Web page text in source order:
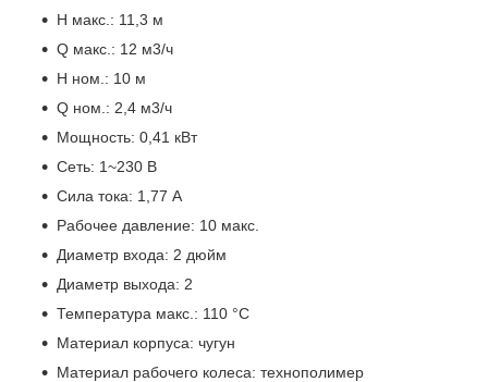
H макс.: 11,3 м
Q макс.: 12 м3/ч
H ном.: 10 м
Q ном.: 2,4 м3/ч
Мощность: 0,41 кВт
Сеть: 1~230 В
Сила тока: 1,77 А
Рабочее давление: 10 макс.
Диаметр входа: 2 дюйм
Диаметр выхода: 2
Температура макс.: 110 °С
Материал корпуса: чугун
Материал рабочего колеса: технополимер